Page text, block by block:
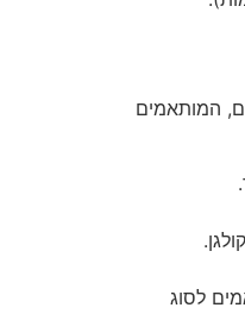
המותאמים
לסוג